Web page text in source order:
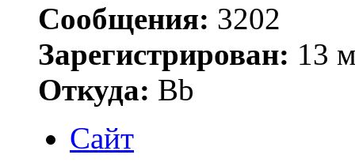
Сообщения: 3202
Зарегистрирован: 13
Откуда: Bb
Сайт